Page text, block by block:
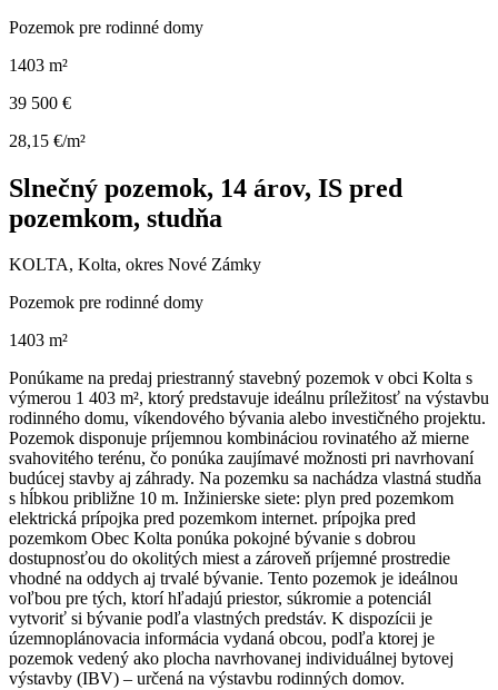
Pozemok pre rodinné domy
1403 m²
39 500 €
28,15 €/m²
Slnečný pozemok, 14 árov, IS pred
pozemkom, studňa
KOLTA, Kolta, okres Nové Zámky
Pozemok pre rodinné domy
1403 m²
Ponúkame na predaj priestranný stavebný pozemok v obci Kolta s
výmerou 1 403 m², ktorý predstavuje ideálnu príležitosť na výstavbu
rodinného domu, víkendového bývania alebo investičného projektu.
Pozemok disponuje príjemnou kombináciou rovinatého až mierne
svahovitého terénu, čo ponúka zaujímavé možnosti pri navrhovaní
budúcej stavby aj záhrady. Na pozemku sa nachádza vlastná studňa
s hĺbkou približne 10 m. Inžinierske siete: plyn pred pozemkom
elektrická prípojka pred pozemkom internet. prípojka pred
pozemkom Obec Kolta ponúka pokojné bývanie s dobrou
dostupnosťou do okolitých miest a zároveň príjemné prostredie
vhodné na oddych aj trvalé bývanie. Tento pozemok je ideálnou
voľbou pre tých, ktorí hľadajú priestor, súkromie a potenciál
vytvoriť si bývanie podľa vlastných predstáv. K dispozícii je
územnoplánovacia informácia vydaná obcou, podľa ktorej je
pozemok vedený ako plocha navrhovanej individuálnej bytovej
výstavby (IBV) – určená na výstavbu rodinných domov.